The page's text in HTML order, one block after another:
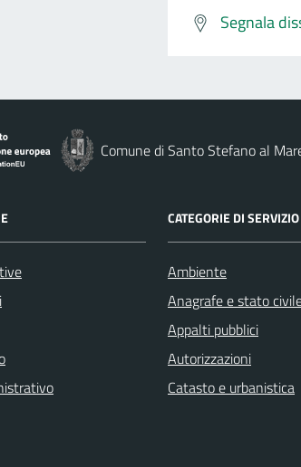
Segnala
Comune di Santo Stefano al
CATEGORIE DI SERVIZIO
Ambiente
Anagrafe e stato
Appalti pubblici
Autorizzazioni
Catasto e urbanistica